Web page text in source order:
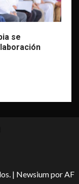
se
| Newsiumpor AF